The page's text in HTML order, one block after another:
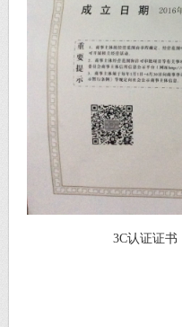
3C认证